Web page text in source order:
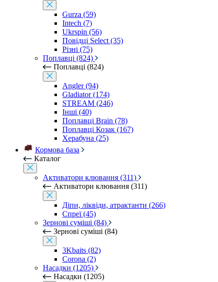
Gurza (59)
Intech (7)
Ukrspin (56)
Повідці Select (35)
Різні (75)
Поплавці (824)
Поплавці (824)
Angler (94)
Gladiator (174)
STREAM (246)
Інші (40)
Поплавці Brain (78)
Поплавці Козак (167)
Херабуна (25)
Кормова база
Каталог
Активатори клювання (311)
Активатори клювання (311)
Діпи, ліквіди, атрактанти (266)
Спреї (45)
Зернові суміші (84)
Зернові суміші (84)
3Kbaits (82)
Corona (2)
Насадки (1205)
Насадки (1205)